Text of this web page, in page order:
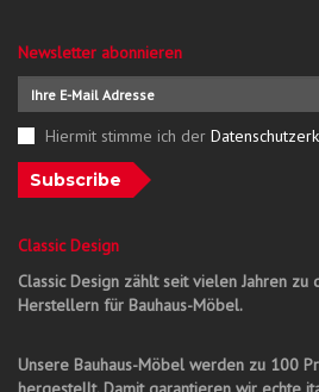
Newsletter abonnieren
Hiermit stimme ich der
Subscribe
Classic Design
Classic Design zählt seit vielen Jahren
Herstellern für Bauhaus-Möbel.
Unsere Bauhaus-Möbel werden zu 100